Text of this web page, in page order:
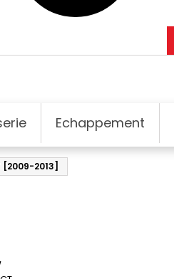
Echappement
[2009-2013]